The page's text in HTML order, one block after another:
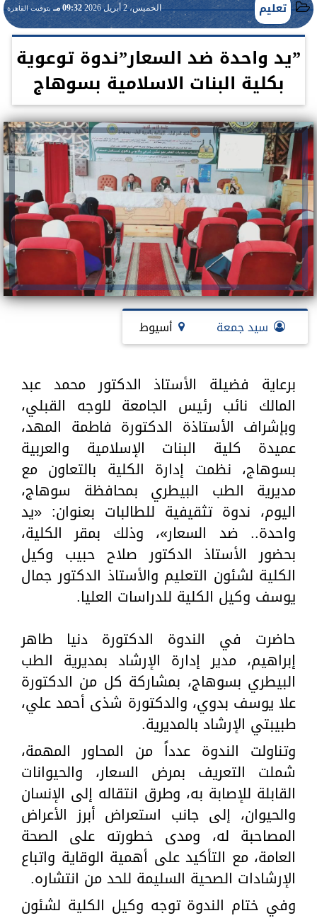
تعليم الخميس، 2 أبريل 2026 09:32 مـ بتوقيت القاهرة
”يد واحدة ضد السعار”ندوة توعوية
بكلية البنات الاسلامية بسوهاج
سيد جمعة أسيوط
برعاية فضيلة الأستاذ الدكتور محمد عبد
المالك نائب رئيس الجامعة للوجه القبلي،
وبإشراف الأستاذة الدكتورة فاطمة المهد،
عميدة كلية البنات الإسلامية والعربية
بسوهاج، نظمت إدارة الكلية بالتعاون مع
مديرية الطب البيطري بمحافظة سوهاج،
اليوم، ندوة تثقيفية للطالبات بعنوان: «يد
واحدة.. ضد السعار»، وذلك بمقر الكلية،
بحضور الأستاذ الدكتور صلاح حبيب وكيل
الكلية لشئون التعليم والأستاذ الدكتور جمال
يوسف وكيل الكلية للدراسات العليا.
حاضرت في الندوة الدكتورة دنيا طاهر
إبراهيم، مدير إدارة الإرشاد بمديرية الطب
البيطري بسوهاج، بمشاركة كل من الدكتورة
علا يوسف بدوي، والدكتورة شذى أحمد علي،
طبيبتي الإرشاد بالمديرية.
وتناولت الندوة عدداً من المحاور المهمة،
شملت التعريف بمرض السعار، والحيوانات
القابلة للإصابة به، وطرق انتقاله إلى الإنسان
والحيوان، إلى جانب استعراض أبرز الأعراض
المصاحبة له، ومدى خطورته على الصحة
العامة، مع التأكيد على أهمية الوقاية واتباع
الإرشادات الصحية السليمة للحد من انتشاره.
وفي ختام الندوة توجه وكيل الكلية لشئون